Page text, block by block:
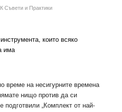
Съвети и Практики
които всяко
има
време на несигурните времена
нищо против да си
подготвили „Комплект от най-